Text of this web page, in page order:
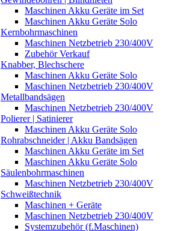
Maschinen Akku Geräte im Set
Maschinen Akku Geräte Solo
Kernbohrmaschinen
Maschinen Netzbetrieb 230/400V
Zubehör Verkauf
Knabber, Blechschere
Maschinen Akku Geräte Solo
Maschinen Netzbetrieb 230/400V
Metallbandsägen
Maschinen Netzbetrieb 230/400V
Polierer | Satinierer
Maschinen Akku Geräte Solo
Rohrabschneider | Akku Bandsägen
Maschinen Akku Geräte im Set
Maschinen Akku Geräte Solo
Säulenbohrmaschinen
Maschinen Netzbetrieb 230/400V
Schweißtechnik
Maschinen + Geräte
Maschinen Netzbetrieb 230/400V
Systemzubehör (f.Maschinen)